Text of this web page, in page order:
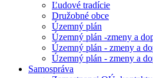
Ľudové tradície
Družobné obce
Územný plán
Územný plán -zmeny a
Územný plán - zmeny a
Územný plán - zmeny a
Samospráva